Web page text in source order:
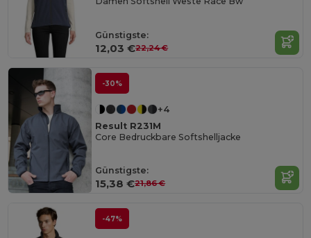
Günstigste:
12,03 €22,24 €
-30%
+4
Result R231M
Core Bedruckbare Softshelljacke
Günstigste:
15,38 €21,86 €
-47%